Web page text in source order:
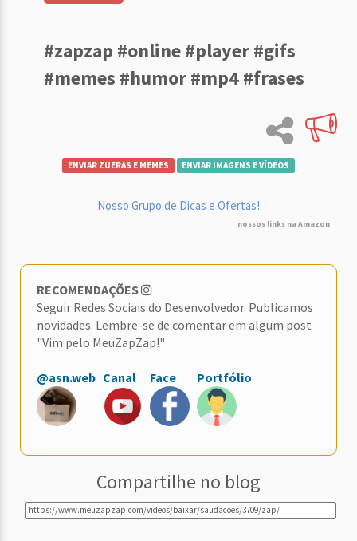
#zapzap #online #player #gifs
#memes #humor #mp4 #frases
ENVIAR ZUERAS E MEMES ENVIAR IMAGENS E VÍDEOS
Nosso Grupo de Dicas e Ofertas!
nossos links na Amazon
RECOMENDAÇÕES
Seguir Redes Sociais do Desenvolvedor. Publicamos
novidades. Lembre-se de comentar em algum post
"Vim pelo MeuZapZap!"
@asn.web Canal Face Portfólio
Compartilhe no blog